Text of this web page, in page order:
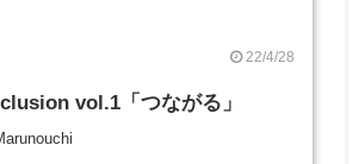
22/4/28
vol.1「つながる」